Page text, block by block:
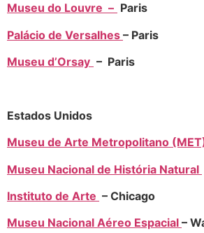
Museu do Louvre – Paris
Palácio de Versalhes – Paris
Museu d’Orsay – Paris
Estados Unidos
Museu de Arte Metropolitano
Museu Nacional de História Natural
Instituto de Arte – Chicago
Museu Nacional Aéreo Espacial –